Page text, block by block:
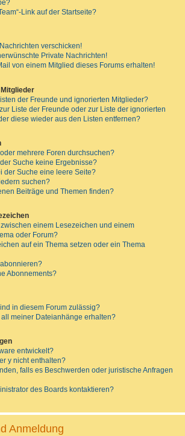
Link auf der Startseite?
verschicken!
Private Nachrichten!
von einem Mitglied dieses Forums erhalten!
der Freunde und ignorierten Mitglieder?
Liste der Freunde oder zur Liste der ignorierten
diese wieder aus den Listen entfernen?
mehrere Foren durchsuchen?
Suche keine Ergebnisse?
der Suche eine leere Seite?
suchen?
Beiträge und Themen finden?
einem Lesezeichen und einem
oder Forum?
auf ein Thema setzen oder ein Thema
Abonnements?
in diesem Forum zulässig?
meiner Dateianhänge erhalten?
entwickelt?
y nicht enthalten?
falls es Beschwerden oder juristische Anfragen
des Boards kontaktieren?
Anmeldung